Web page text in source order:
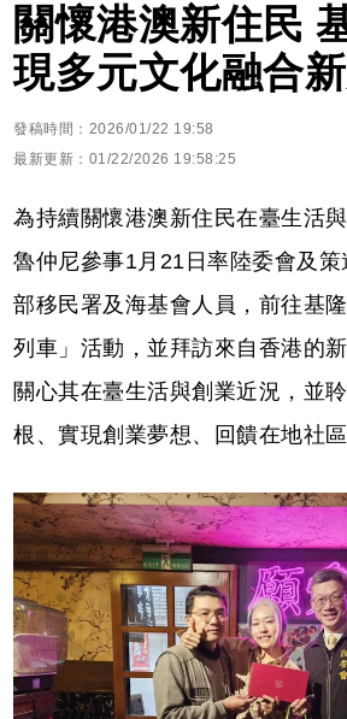
關懷港澳新住民
現多元文化融合
發稿時間：2026/01/22 19:58
最新更新：01/22/2026 19:58:25
為持續關懷港澳新住民在臺生活
魯仲尼參事1月21日率陸委會及
部移民署及海基會人員，前往基
列車」活動，並拜訪來自香港的
關心其在臺生活與創業近況，並
根、實現創業夢想、回饋在地社區